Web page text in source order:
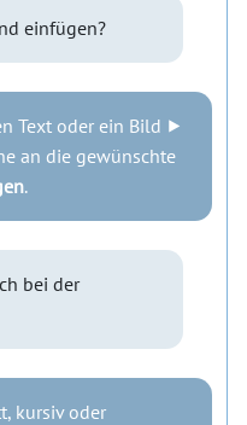
einfügen?
Text oder ein Bild ⯈
an die gewünschte
.
bei der
kursiv oder